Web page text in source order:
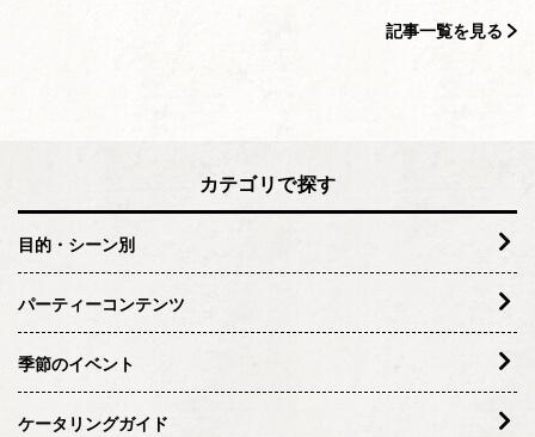
記事一覧を見る
カテゴリで探す
目的・シーン別
パーティーコンテンツ
季節のイベント
ケータリングガイド